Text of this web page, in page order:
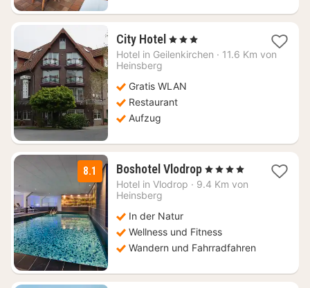
City Hotel 1
Nacht
€
, 3 Sterne
Hotel in Geilenkirchen · 11.6 Km von
Heinsberg
Gratis WLAN
Restaurant
Aufzug
8.1 Boshotel Vlodrop1
Nacht
, 4 Sterne
Hotel in Vlodrop · 9.4 Km von
Heinsberg
In der Natur
Wellness und Fitness
Wandern und Fahrradfahren